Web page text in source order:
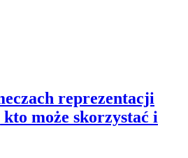
reprezentacji
może skorzystać i